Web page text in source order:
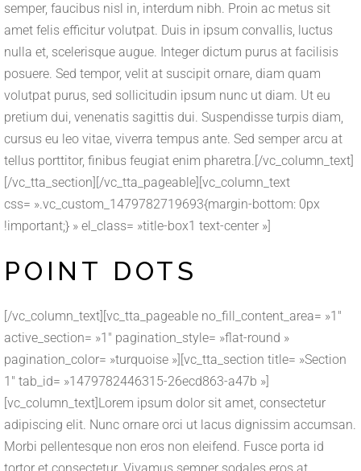
semper, faucibus nisl in, interdum nibh. Proin ac metus sit
amet felis efficitur volutpat. Duis in ipsum convallis, luctus
nulla et, scelerisque augue. Integer dictum purus at facilisis
posuere. Sed tempor, velit at suscipit ornare, diam quam
volutpat purus, sed sollicitudin ipsum nunc ut diam. Ut eu
pretium dui, venenatis sagittis dui. Suspendisse turpis diam,
cursus eu leo vitae, viverra tempus ante. Sed semper arcu at
tellus porttitor, finibus feugiat enim pharetra.[/vc_column_text]
[/vc_tta_section][/vc_tta_pageable][vc_column_text
css= ».vc_custom_1479782719693{margin-bottom: 0px
!important;} » el_class= »title-box1 text-center »]
POINT DOTS
[/vc_column_text][vc_tta_pageable no_fill_content_area= »1″
active_section= »1″ pagination_style= »flat-round »
pagination_color= »turquoise »][vc_tta_section title= »Section
1″ tab_id= »1479782446315-26ecd863-a47b »]
[vc_column_text]Lorem ipsum dolor sit amet, consectetur
adipiscing elit. Nunc ornare orci ut lacus dignissim accumsan.
Morbi pellentesque non eros non eleifend. Fusce porta id